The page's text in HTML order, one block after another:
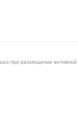
при размещении